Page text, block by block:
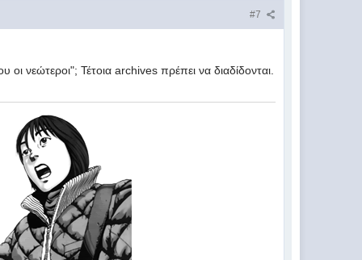
#7
νεώτεροι"; Τέτοια archives πρέπει να διαδίδονται.